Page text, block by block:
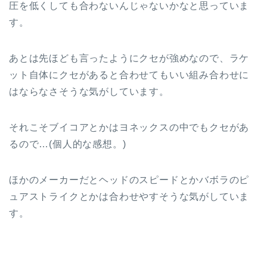
圧を低くしても合わないんじゃないかなと思っていま
す。
あとは先ほども言ったようにクセが強めなので、ラケ
ット自体にクセがあると合わせてもいい組み合わせに
はならなさそうな気がしています。
それこそブイコアとかはヨネックスの中でもクセがあ
るので…(個人的な感想。)
ほかのメーカーだとヘッドのスピードとかバボラのピ
ュアストライクとかは合わせやすそうな気がしていま
す。